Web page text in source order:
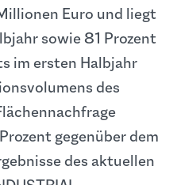
Euro und liegt
sowie 81 Prozent
im ersten Halbjahr
des
gegenüber dem
des aktuellen